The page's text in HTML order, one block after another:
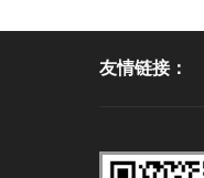
友情链接：